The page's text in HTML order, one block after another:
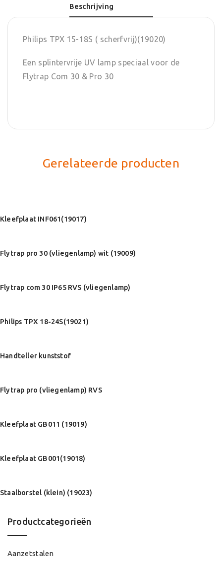
Productcategorieën
Aanzetstalen
Beschrijving
Philips TPX 15-18S ( scherfvrij)(19020)
Een splintervrije UV lamp speciaal voor de
Flytrap Com 30 & Pro 30
Gerelateerde producten
Kleefplaat INF061(19017)
Flytrap pro 30 (vliegenlamp) wit (19009)
Flytrap com 30 IP65 RVS (vliegenlamp)
Philips TPX 18-24S(19021)
Handteller kunststof
Flytrap pro (vliegenlamp) RVS
Kleefplaat GB011 (19019)
Kleefplaat GB001(19018)
Staalborstel (klein) (19023)